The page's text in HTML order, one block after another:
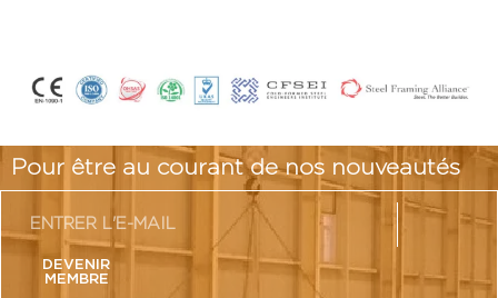
Pour être au courant de nos nouveautés
DEVENIR
MEMBRE